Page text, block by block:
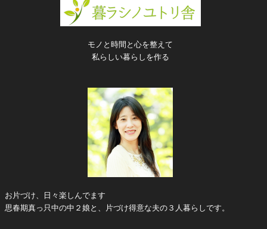
モノと時間と心を整えて
私らしい暮らしを作る
お片づけ、日々楽しんでます
思春期真っ只中の中２娘と、片づけ得意な夫の３人暮らしです。